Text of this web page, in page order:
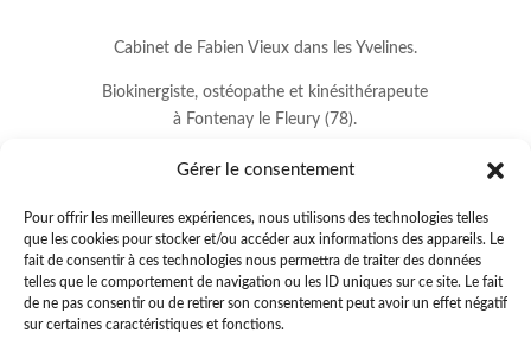
Gérer le consentement
Pour offrir les meilleures expériences, nous utilisons des technologies telles
que les cookies pour stocker et/ou accéder aux informations des appareils. Le
fait de consentir à ces technologies nous permettra de traiter des données
telles que le comportement de navigation ou les ID uniques sur ce site. Le fait
de ne pas consentir ou de retirer son consentement peut avoir un effet négatif
sur certaines caractéristiques et fonctions.
Cabinet de Fabien Vieux dans les Yvelines.
Biokinergiste, ostéopathe et kinésithérapeute
à Fontenay le Fleury (78).